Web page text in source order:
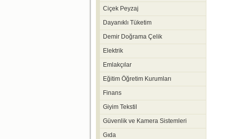
Ciçek Peyzaj
Dayanıklı Tüketim
Demir Doğrama Çelik
Elektrik
Emlakçılar
Eğitim Öğretim Kurumları
Finans
Giyim Tekstil
Güvenlik ve Kamera Sistemleri
Gıda